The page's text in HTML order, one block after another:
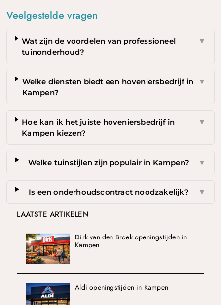
Veelgestelde vragen
Wat zijn de voordelen van professioneel
tuinonderhoud?
▼
Welke diensten biedt een hoveniersbedrijf in
Kampen?
▼
Hoe kan ik het juiste hoveniersbedrijf in
Kampen kiezen?
▼
Welke tuinstijlen zijn populair in Kampen? ▼
Is een onderhoudscontract noodzakelijk? ▼
LAATSTE ARTIKELEN
Dirk van den Broek openingstijden in
Kampen
Aldi openingstijden in Kampen